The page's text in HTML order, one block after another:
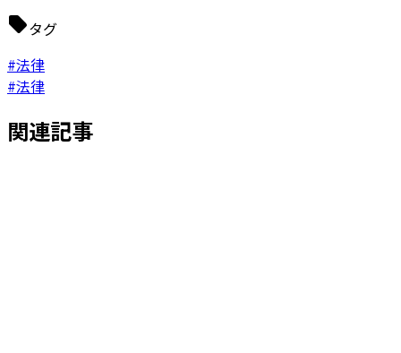
タグ
#法律
#法律
関連記事